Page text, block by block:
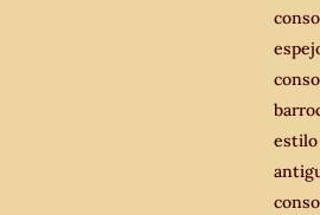
estilo